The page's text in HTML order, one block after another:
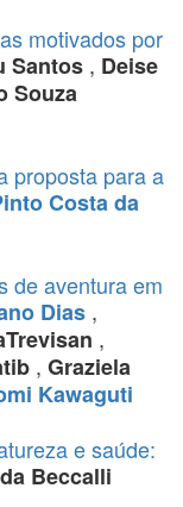
motivados por
Santos , Deise
Souza
proposta para a
Costa da
de aventura em
Dias ,
,
, Graziela
Kawaguti
e saúde:
Beccalli